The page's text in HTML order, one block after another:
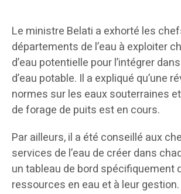
Le ministre Belati a exhorté les
départements de l’eau à exploiter
d’eau potentielle pour l’intégrer
d’eau potable. Il a expliqué qu’une
normes sur les eaux souterraines
de forage de puits est en cours.
Par ailleurs, il a été conseillé aux
services de l’eau de créer dans
un tableau de bord spécifiquement
ressources en eau et à leur gestion.